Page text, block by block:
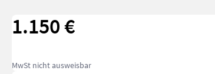
1.150 €
MwSt nicht ausweisbar